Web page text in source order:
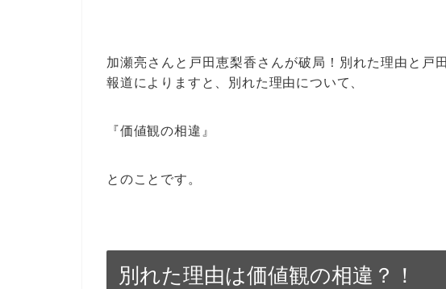
加瀬亮さんと戸田恵梨香さんが破局！別れた理由と戸
報道によりますと、別れた理由について、
『価値観の相違』
とのことです。
別れた理由は価値観の相違？！